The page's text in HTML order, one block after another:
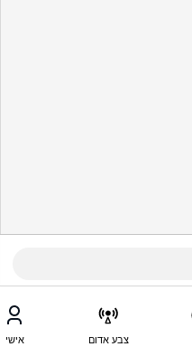
צבע אדום אישי